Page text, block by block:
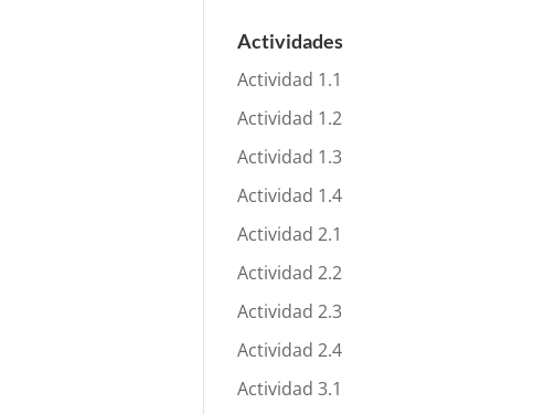
Actividades
Actividad 1.1
Actividad 1.2
Actividad 1.3
Actividad 1.4
Actividad 2.1
Actividad 2.2
Actividad 2.3
Actividad 2.4
Actividad 3.1